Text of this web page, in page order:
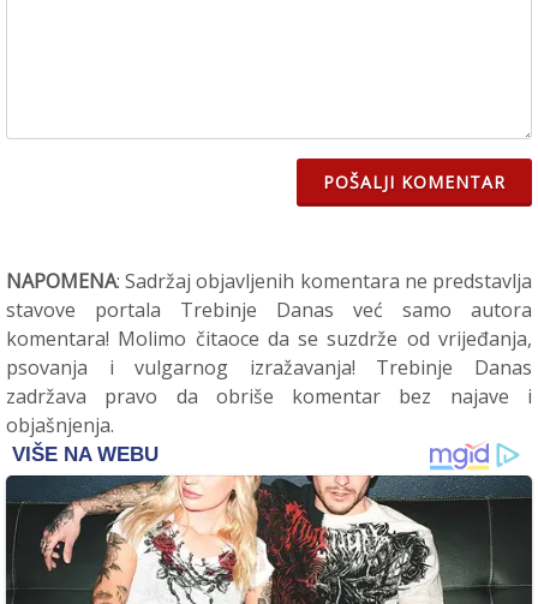
POŠALJI KOMENTAR
NAPOMENA: Sadržaj objavljenih komentara ne predstavlja
stavove portala Trebinje Danas već samo autora
komentara! Molimo čitaoce da se suzdrže od vrijeđanja,
psovanja i vulgarnog izražavanja! Trebinje Danas
zadržava pravo da obriše komentar bez najave i
objašnjenja.